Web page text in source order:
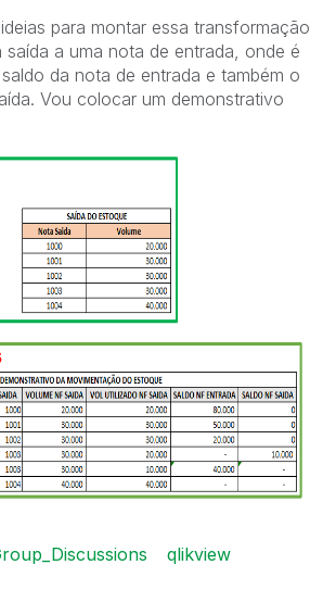
para montar essa transformação
a uma nota de entrada, onde é
da nota de entrada e também o
Vou colocar um demonstrativo
qlikview